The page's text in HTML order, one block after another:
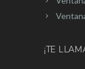
¡TE